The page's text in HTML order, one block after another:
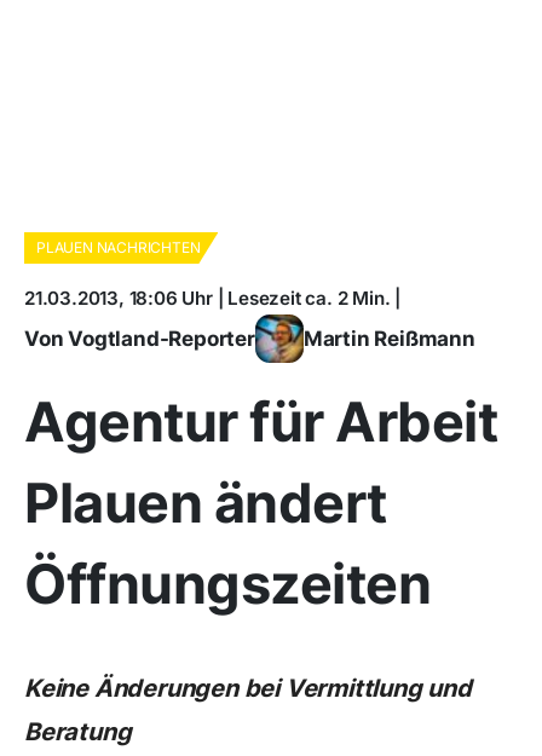
PLAUEN NACHRICHTEN
21.03.2013, 18:06 Uhr | Lesezeit ca. 2 Min. |
Von Vogtland-Reporter Martin Reißmann
Agentur für Arbeit
Plauen ändert
Öffnungszeiten
Keine Änderungen bei Vermittlung und
Beratung